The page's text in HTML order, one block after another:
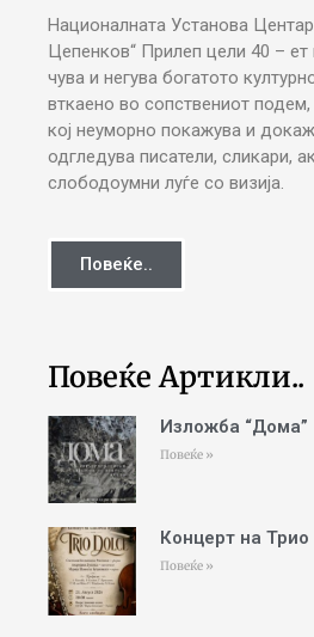
Националната Установа
Цепенков“ Прилеп цели 40 – ет
чува и негува богатото
вткаено во сопствениот
кој неуморно покажува и
одгледува писатели, сликари,
слободоумни луѓе со визија.
Повеќе..
Повеќе Артикли..
Изложба “Дома”
Повеќе »
Концерт на
Повеќе »